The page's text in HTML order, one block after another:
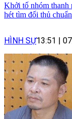
Khởi tố nhóm thanh
hét tìm đối thủ
HÌNH SỰ13:51 |